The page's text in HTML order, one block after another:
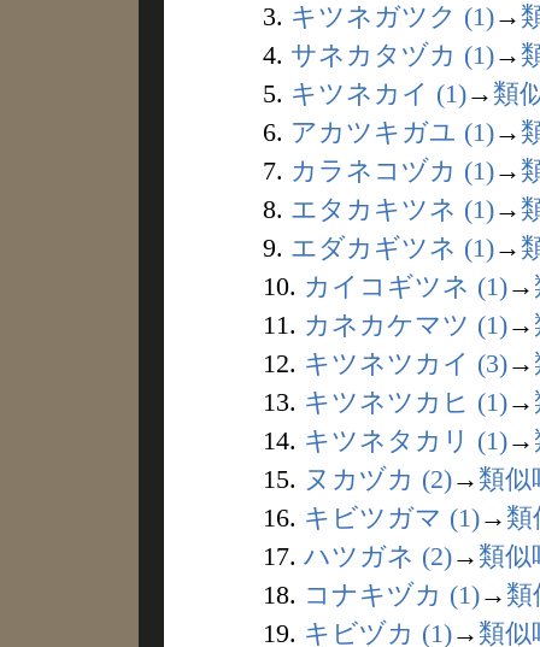
3. キツネガツク (1)→
4. サネカタヅカ (1)→
5. キツネカイ (1)→ 類
6. アカツキガユ (1)→
7. カラネコヅカ (1)→
8. エタカキツネ (1)→
9. エダカギツネ (1)→
10. カイコギツネ (1)→
11. カネカケマツ (1)→
12. キツネツカイ (3)→
13. キツネツカヒ (1)→
14. キツネタカリ (1)→
15. ヌカヅカ (2)→ 類似
16. キビツガマ (1)→ 類
17. ハツガネ (2)→ 類似
18. コナキヅカ (1)→ 類
19. キビヅカ (1)→ 類似